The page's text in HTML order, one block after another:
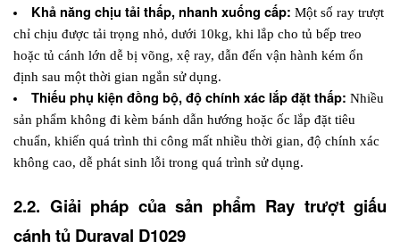
Khả năng chịu tải thấp, nhanh xuống cấp: Một số ray trượt
chỉ chịu được tải trọng nhỏ, dưới 10kg, khi lắp cho tủ bếp treo
hoặc tủ cánh lớn dễ bị võng, xệ ray, dẫn đến vận hành kém ổn
định sau một thời gian ngắn sử dụng.
Thiếu phụ kiện đồng bộ, độ chính xác lắp đặt thấp: Nhiều
sản phẩm không đi kèm bánh dẫn hướng hoặc ốc lắp đặt tiêu
chuẩn, khiến quá trình thi công mất nhiều thời gian, độ chính xác
không cao, dễ phát sinh lỗi trong quá trình sử dụng.
2.2. Giải pháp của sản phẩm Ray trượt giấu
cánh tủ Duraval D1029